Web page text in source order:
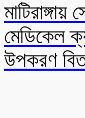
মেডিকেল
উপকরণ